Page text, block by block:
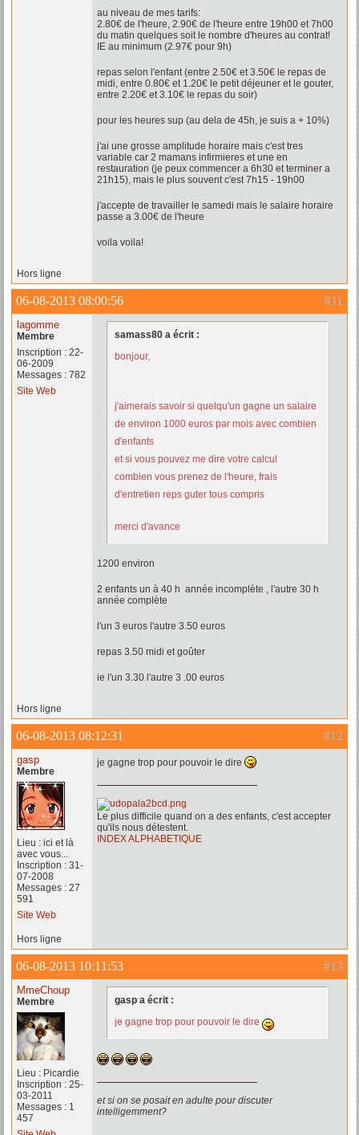
au niveau de mes tarifs:
2.80€ de l'heure, 2.90€ de l'heure entre 19h00 et 7h00
du matin quelques soit le nombre d'heures au contrat!
IE au minimum (2.97€ pour 9h)
repas selon l'enfant (entre 2.50€ et 3.50€ le repas de
midi, entre 0.80€ et 1.20€ le petit déjeuner et le gouter,
entre 2.20€ et 3.10€ le repas du soir)
pour les heures sup (au dela de 45h, je suis a + 10%)
j'ai une grosse amplitude horaire mais c'est tres
variable car 2 mamans infirmieres et une en
restauration (je peux commencer a 6h30 et terminer a
21h15), mais le plus souvent c'est 7h15 - 19h00
j'accepte de travailler le samedi mais le salaire horaire
passe a 3.00€ de l'heure
voila voila!
Hors ligne
#11
06-08-2013 08:00:56
lagomme
Membre
Inscription : 22-
06-2009
Messages : 782
Site Web
samass80 a écrit :
bonjour,
j'aimerais savoir si quelqu'un gagne un salaire
de environ 1000 euros par mois avec combien
d'enfants
et si vous pouvez me dire votre calcul
combien vous prenez de l'heure, frais
d'entretien reps guter tous compris
merci d'avance
1200 environ
2 enfants un à 40 h année incomplète , l'autre 30 h
année complète
l'un 3 euros l'autre 3.50 euros
repas 3.50 midi et goûter
ie l'un 3.30 l'autre 3 .00 euros
Hors ligne
#12
06-08-2013 08:12:31
gasp
Membre
Lieu : ici et là
avec vous...
Inscription : 31-
07-2008
Messages : 27
591
Site Web
je gagne trop pour pouvoir le dire
Le plus difficile quand on a des enfants, c'est accepter
qu'ils nous détestent.
INDEX ALPHABETIQUE
Hors ligne
#13
06-08-2013 10:11:53
MmeChoup
Membre
Lieu : Picardie
Inscription : 25-
03-2011
Messages : 1
457
gasp a écrit :
je gagne trop pour pouvoir le dire
et si on se posait en adulte pour discuter
intelligemment?